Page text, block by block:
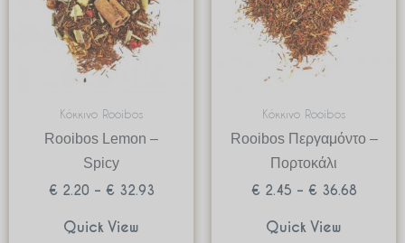
Κόκκινο Rooibos
Rooibos Lemon –
Spicy
€ 2.20 – € 32.93
Quick View
Κόκκινο Rooibos
Rooibos Περγαμόντο –
Πορτοκάλι
€ 2.45 – € 36.68
Quick View